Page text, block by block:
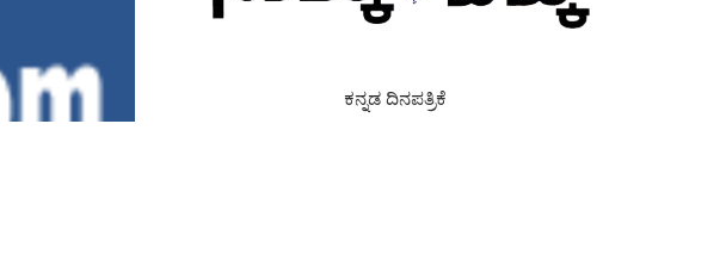
ಕನ್ನಡ ದಿನಪತ್ರಿಕೆ